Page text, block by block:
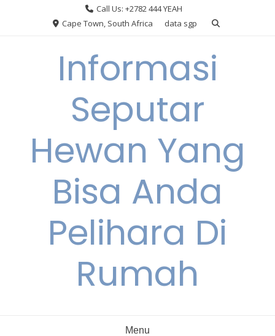
Call Us: +2782 444 YEAH
Cape Town, South Africa
data sgp
Informasi
Seputar
Hewan Yang
Bisa Anda
Pelihara Di
Rumah
Menu